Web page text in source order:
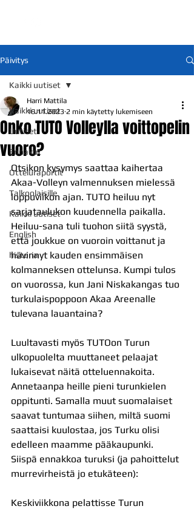
Päivitys
Kaikki uutiset
Uutiset
Ennakot
Otteluraportit
Talkoolaisille
Kaikki uutiset
English
historia
Kaikki uutiset
Onko TUTO Volleylla voittopelin
vuoro?
Harri Mattila
16.11.2023 2 min käytetty lukemiseen
Otsikon kysymys saattaa kaihertaa
Akaa-Volleyn valmennuksen mielessä
loppuviikon ajan. TUTO heiluu nyt
sarjataulukon kuudennella paikalla.
Heiluu-sana tuli tuohon siitä syystä,
että joukkue on vuoroin voittanut ja
hävinnyt kauden ensimmäisen
kolmanneksen ottelunsa. Kumpi tulos
on vuorossa, kun Jani Niskakangas tuo
turkulaispoppoon Akaa Areenalle
tulevana lauantaina?
Luultavasti myös TUTOon Turun
ulkopuolelta muuttaneet pelaajat
lukaisevat näitä otteluennakoita.
Annetaanpa heille pieni turunkielen
oppitunti. Samalla muut suomalaiset
saavat tuntumaa siihen, miltä suomi
saattaisi kuulostaa, jos Turku olisi
edelleen maamme pääkaupunki.
Siispä ennakkoa turuksi (ja pahoittelut
murrevirheistä jo etukäteen):
Keskiviikkona pelattisse Turun